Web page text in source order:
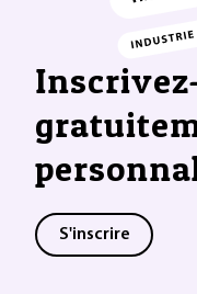
S'inscrire